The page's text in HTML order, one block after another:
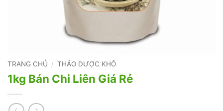
TRANG CHỦ / THẢO DƯỢC KHÔ
1kg Bán Chi Liên Giá Rẻ